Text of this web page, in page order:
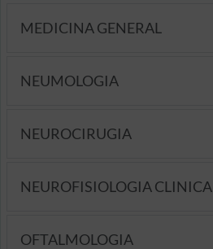
MEDICINA GENERAL
NEUMOLOGIA
NEUROCIRUGIA
NEUROFISIOLOGIA CLINICA
OFTALMOLOGIA